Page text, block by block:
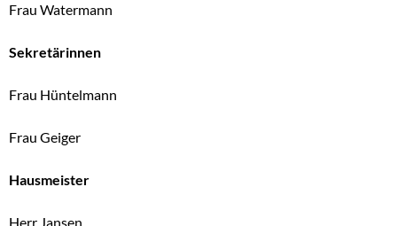
Frau Watermann
Sekretärinnen
Frau Hüntelmann
Frau Geiger
Hausmeister
Herr Jansen